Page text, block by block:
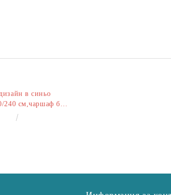
в синьо
см,чаршаф без
260 см,калъфки